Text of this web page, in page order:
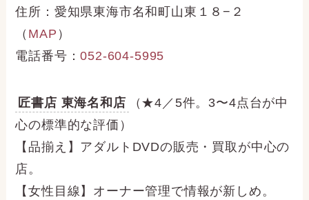
住所：愛知県東海市名和町山東１８−２
（ MAP ）
電話番号：052-604-5995
匠書店 東海名和店
（★4／5件。3〜4点台が中
心の標準的な評価）
【品揃え】アダルトDVDの販売・買取が中心の
店。
【女性目線】オーナー管理で情報が新しめ。